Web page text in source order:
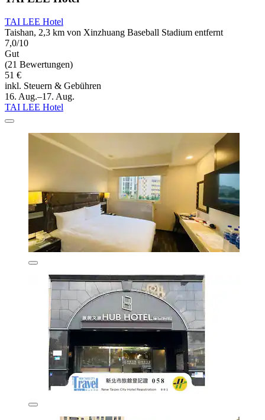
TAI LEE Hotel
Taishan, 2,3 km von Xinzhuang Baseball Stadium entfernt
7,0/10
Gut
(21 Bewertungen)
51 €
inkl. Steuern & Gebühren
16. Aug.–17. Aug.
TAI LEE Hotel